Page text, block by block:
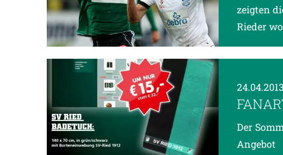
zeigten
Rieder
24.04.2013
Der
Angebot